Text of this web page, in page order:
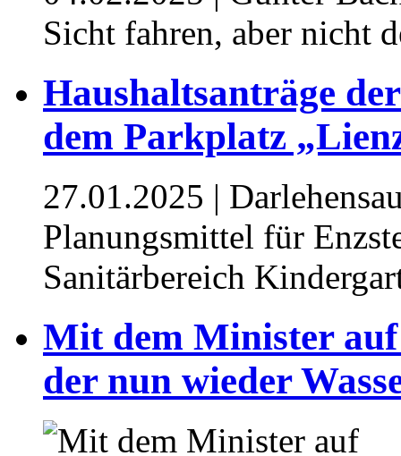
Sicht fahren, aber nicht
Haushaltsanträge
dem Parkplatz
27.01.2025 |
Planungsmittel für
Sanitärbereich
Mit dem Minister
der nun wieder